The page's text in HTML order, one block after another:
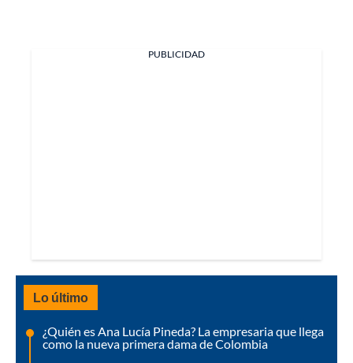
PUBLICIDAD
Lo último
¿Quién es Ana Lucía Pineda? La empresaria que llega
como la nueva primera dama de Colombia